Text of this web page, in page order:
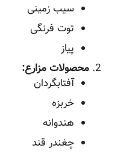
سیب زمینی
توت فرنگی
پیاز
محصولات مزارع:
آفتابگردان
خربزه
هندوانه
چغندر قند